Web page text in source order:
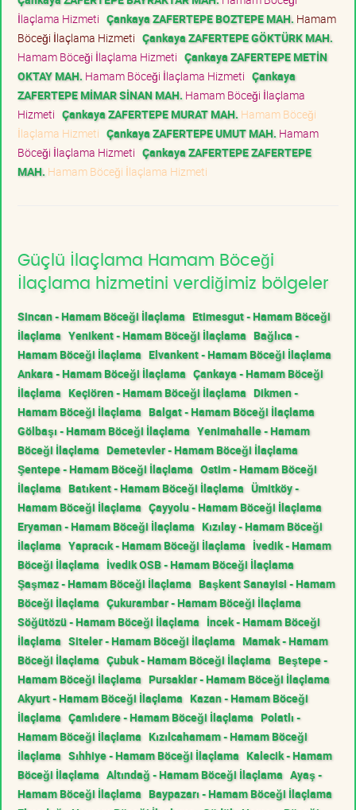
İlaçlama Hizmeti Çankaya ZAFERTEPE BOZTEPE MAH. Hamam
Böceği İlaçlama Hizmeti Çankaya ZAFERTEPE GÖKTÜRK MAH.
Hamam Böceği İlaçlama Hizmeti Çankaya ZAFERTEPE METİN
OKTAY MAH. Hamam Böceği İlaçlama Hizmeti Çankaya
ZAFERTEPE MİMAR SİNAN MAH. Hamam Böceği İlaçlama
Hizmeti Çankaya ZAFERTEPE MURAT MAH. Hamam Böceği
İlaçlama Hizmeti Çankaya ZAFERTEPE UMUT MAH. Hamam
Böceği İlaçlama Hizmeti Çankaya ZAFERTEPE ZAFERTEPE
MAH. Hamam Böceği İlaçlama Hizmeti
Güçlü İlaçlama Hamam Böceği
İlaçlama hizmetini verdiğimiz bölgeler
Sincan - Hamam Böceği İlaçlama Etimesgut - Hamam Böceği
İlaçlama Yenikent - Hamam Böceği İlaçlama Bağlıca -
Hamam Böceği İlaçlama Elvankent - Hamam Böceği İlaçlama
Ankara - Hamam Böceği İlaçlama Çankaya - Hamam Böceği
İlaçlama Keçiören - Hamam Böceği İlaçlama Dikmen -
Hamam Böceği İlaçlama Balgat - Hamam Böceği İlaçlama
Gölbaşı - Hamam Böceği İlaçlama Yenimahalle - Hamam
Böceği İlaçlama Demetevler - Hamam Böceği İlaçlama
Şentepe - Hamam Böceği İlaçlama Ostim - Hamam Böceği
İlaçlama Batıkent - Hamam Böceği İlaçlama Ümitköy -
Hamam Böceği İlaçlama Çayyolu - Hamam Böceği İlaçlama
Eryaman - Hamam Böceği İlaçlama Kızılay - Hamam Böceği
İlaçlama Yapracık - Hamam Böceği İlaçlama İvedik - Hamam
Böceği İlaçlama İvedik OSB - Hamam Böceği İlaçlama
Şaşmaz - Hamam Böceği İlaçlama Başkent Sanayisi - Hamam
Böceği İlaçlama Çukurambar - Hamam Böceği İlaçlama
Söğütözü - Hamam Böceği İlaçlama İncek - Hamam Böceği
İlaçlama Siteler - Hamam Böceği İlaçlama Mamak - Hamam
Böceği İlaçlama Çubuk - Hamam Böceği İlaçlama Beştepe -
Hamam Böceği İlaçlama Pursaklar - Hamam Böceği İlaçlama
Akyurt - Hamam Böceği İlaçlama Kazan - Hamam Böceği
İlaçlama Çamlıdere - Hamam Böceği İlaçlama Polatlı -
Hamam Böceği İlaçlama Kızılcahamam - Hamam Böceği
İlaçlama Sıhhiye - Hamam Böceği İlaçlama Kalecik - Hamam
Böceği İlaçlama Altındağ - Hamam Böceği İlaçlama Ayaş -
Hamam Böceği İlaçlama Baypazarı - Hamam Böceği İlaçlama